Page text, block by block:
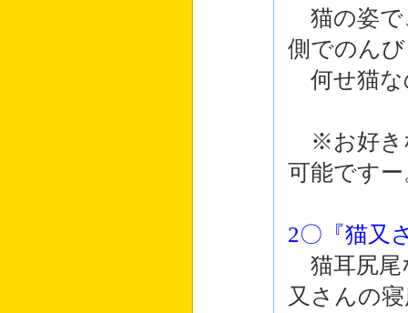
猫の姿で
側でのん
何せ猫な
※お好き
可能ですー
2〇『猫又
猫耳尻尾
又さんの